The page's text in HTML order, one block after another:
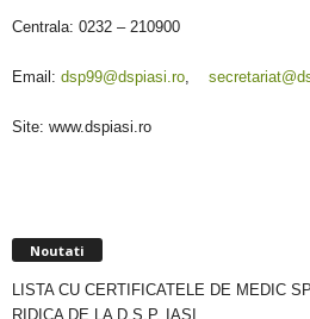
Centrala: 0232 – 210900
Email: dsp99@dspiasi.ro
Site: www.dspiasi.ro
Noutati
LISTA CU CERTIFICATELE DE MEDIC
RIDICA DE LA D.S.P. IASI